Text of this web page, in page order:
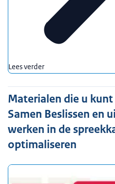
Lees verder
Materialen die u
Samen Beslissen en
werken in de
optimaliseren